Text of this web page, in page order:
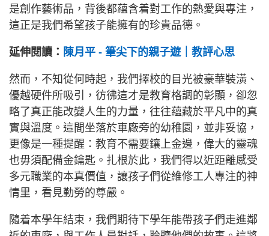
是創作藝術品，背後都蘊含着對工作的熱愛與專注，
這正是我們希望孩子能擁有的珍貴品德。
延伸閱讀： 陳月平 - 筆尖下的親子遊｜教評心思
然而，不知從何時起，我們擇校的目光被豪華裝潢、
優越硬件所吸引，彷彿這才是教育格調的彰顯，卻忽
略了真正能改變人生的力量，往往蘊藏於平凡中的真
實與溫度。這間坐落於車廠旁的幼稚園，並非妥協，
更像是一種提醒：教育不需要鑲上金邊，偉大的靈魂
也毋須配備金鑰匙。扎根於此，我們得以近距離感受
多元職業的本真價值，讓孩子們從維修工人專注的神
情里，看見勤勞的尊嚴。
隨着本學年結束，我們期待下學年能帶孩子們走進鄰